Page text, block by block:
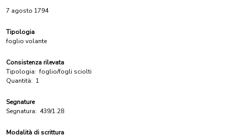
7 agosto 1794
Tipologia
foglio volante
Consistenza rilevata
Tipologia: foglio/fogli sciolti
Quantità: 1
Segnature
Segnatura: 439/1.28
Modalità di scrittura